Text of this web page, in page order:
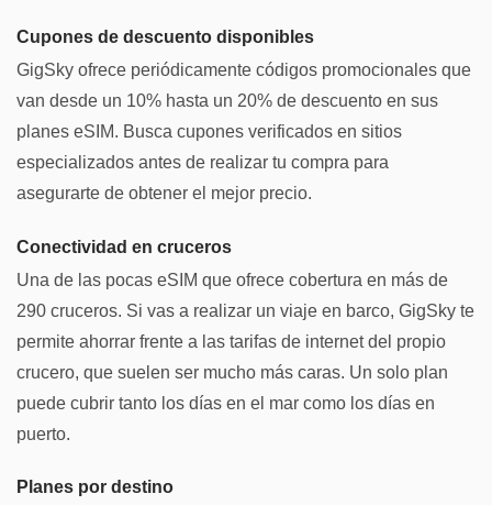
Cupones de descuento disponibles
GigSky ofrece periódicamente códigos promocionales que
van desde un 10% hasta un 20% de descuento en sus
planes eSIM. Busca cupones verificados en sitios
especializados antes de realizar tu compra para
asegurarte de obtener el mejor precio.
Conectividad en cruceros
Una de las pocas eSIM que ofrece cobertura en más de
290 cruceros. Si vas a realizar un viaje en barco, GigSky te
permite ahorrar frente a las tarifas de internet del propio
crucero, que suelen ser mucho más caras. Un solo plan
puede cubrir tanto los días en el mar como los días en
puerto.
Planes por destino